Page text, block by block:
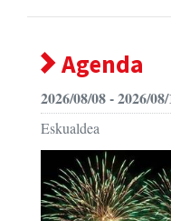
Agenda
2026/08/08 - 2026/
Eskualdea